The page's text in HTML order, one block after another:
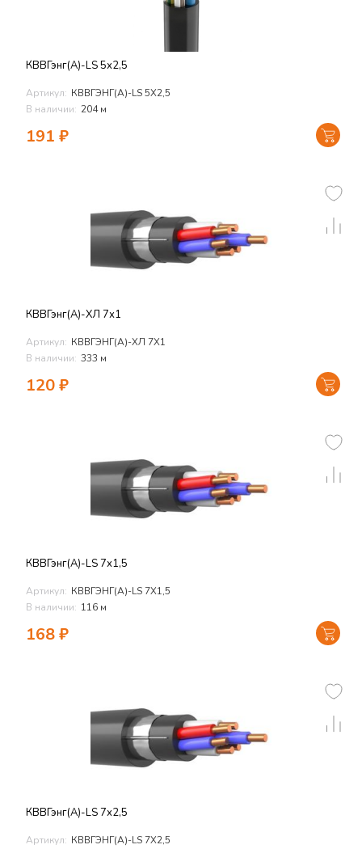
КВВГэнг(А)-LS 5х2,5
Артикул: КВВГЭНГ(А)-LS 5Х2,5
В наличии: 204 м
191 ₽
КВВГэнг(А)-ХЛ 7х1
Артикул: КВВГЭНГ(А)-ХЛ 7Х1
В наличии: 333 м
120₽
КВВГэнг(А)-LS 7х1,5
Артикул: КВВГЭНГ(А)-LS 7Х1,5
В наличии: 116 м
168₽
КВВГэнг(А)-LS 7х2,5
Артикул: КВВГЭНГ(А)-LS 7Х2,5